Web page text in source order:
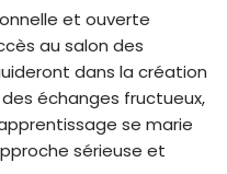
et ouverte
au salon des
dans la création
échanges fructueux,
se marie
sérieuse et